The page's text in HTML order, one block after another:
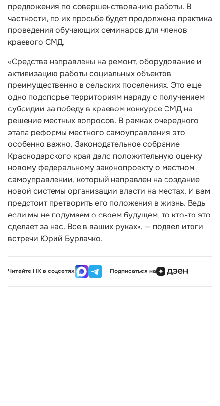
предложения по совершенствованию работы. В
частности, по их просьбе будет продолжена практика
проведения обучающих семинаров для членов
краевого СМД.
«Средства направлены на ремонт, оборудование и
активизацию работы социальных объектов
преимущественно в сельских поселениях. Это еще
одно подспорье территориям наряду с получением
субсидии за победу в краевом конкурсе СМД на
решение местных вопросов. В рамках очередного
этапа реформы местного самоуправления это
особенно важно. Законодательное собрание
Краснодарского края дало положительную оценку
новому федеральному законопроекту о местном
самоуправлении, который направлен на создание
новой системы организации власти на местах. И вам
предстоит претворить его положения в жизнь. Ведь
если мы не подумаем о своем будущем, то кто-то это
сделает за нас. Все в ваших руках», — подвел итоги
встречи Юрий Бурлачко.
Читайте НК в соцсетях Подписаться на